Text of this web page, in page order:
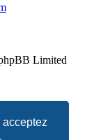
Limited